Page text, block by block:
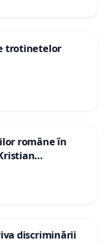
trotinetelor
române în
Danemarca de
discriminării